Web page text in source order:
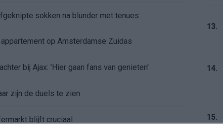
sokken na blunder met tenues
op Amsterdamse Zuidas
bij Ajax: 'Hier gaan fans van genieten'
zijn de duels te zien
blijft cruciaal
13.
14.
15.